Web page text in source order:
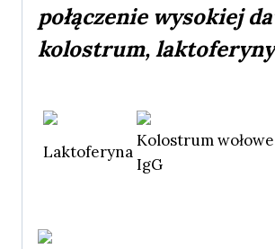
połączenie wysokiej
kolostrum,
Laktoferyna
Kolostrum
IgG